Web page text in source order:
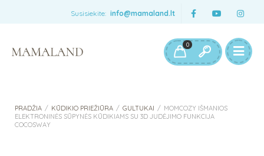
Susisiekite: info@mamaland.lt
0
PRADŽIA / KŪDIKIO PRIEŽIŪRA / GULTUKAI / MOMCOZY IŠMANIOS
ELEKTRONINĖS SŪPYNĖS KŪDIKIAMS SU 3D JUDĖJIMO FUNKCIJA
COCOSWAY